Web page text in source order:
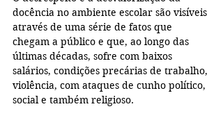
docência no ambiente escolar são visíveis
através de uma série de fatos que
chegam a público e que, ao longo das
últimas décadas, sofre com baixos
salários, condições precárias de trabalho,
violência, com ataques de cunho político,
social e também religioso.